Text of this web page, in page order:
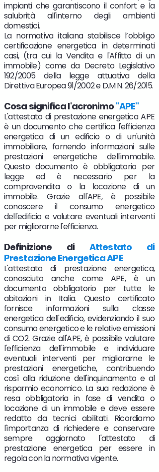
impianti che garantiscono il confort e la
salubrità all'interno degli ambienti
domestici.
La normativa italiana stabilisce l’obbligo
certificazione energetica in determinati
casi, (tra cui la Vendita e l'Affitto di un
immobile) come da Decreto Legislativo
192/2005 della legge attuativa della
Direttiva Europea 91/2002 e D.M N. 26/2015.
Cosa significa l'acronimo "APE"
L'attestato di prestazione energetica APE
è un documento che certifica l'efficienza
energetica di un edificio o di un'unità
immobiliare, fornendo informazioni sulle
prestazioni energetiche dell'immobile.
Questo documento è obbligatorio per
legge ed è necessario per la
compravendita o la locazione di un
immobile. Grazie all'APE, è possibile
conoscere il consumo energetico
dell'edificio e valutare eventuali interventi
per migliorarne l'efficienza.
Definizione diAttestato di
Prestazione Energetica APE
L'attestato di prestazione energetica,
conosciuto anche come APE, è un
documento obbligatorio per tutte le
abitazioni in Italia. Questo certificato
fornisce informazioni sulla classe
energetica dell'edificio, evidenziando il suo
consumo energetico e le relative emissioni
di CO2. Grazie all'APE, è possibile valutare
l'efficienza dell'immobile e individuare
eventuali interventi per migliorarne le
prestazioni energetiche, contribuendo
così alla riduzione dell'inquinamento e al
risparmio economico. La sua redazione è
resa obbligatoria in fase di vendita o
locazione di un immobile e deve essere
redatto da tecnici abilitati. Ricordiamo
l'importanza di richiedere e conservare
sempre aggiornato l'attestato di
prestazione energetica per essere in
regola con la normativa vigente.